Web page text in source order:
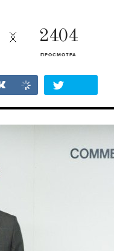
2404
ПРОСМОТРА